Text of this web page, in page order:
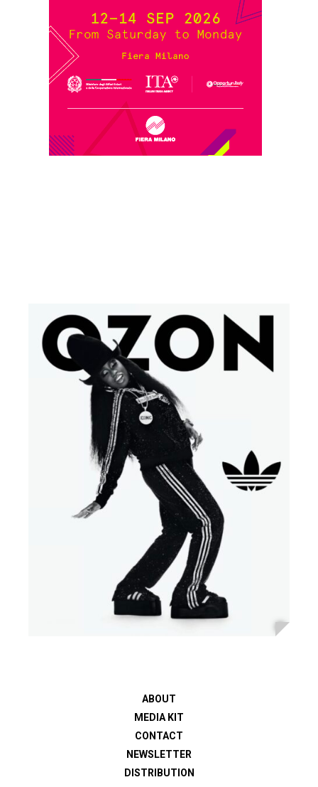
ABOUT
MEDIA KIT
CONTACT
NEWSLETTER
DISTRIBUTION